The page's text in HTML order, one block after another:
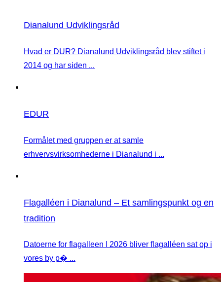
Dianalund Udviklingsråd
Hvad er DUR? Dianalund Udviklingsråd blev stiftet i
2014 og har siden ...
EDUR
Formålet med gruppen er at samle
erhvervsvirksomhederne i Dianalund i ...
Flagalléen i Dianalund – Et samlingspunkt og en
tradition
Datoerne for flagalleen I 2026 bliver flagalléen sat op i
vores by p� ...